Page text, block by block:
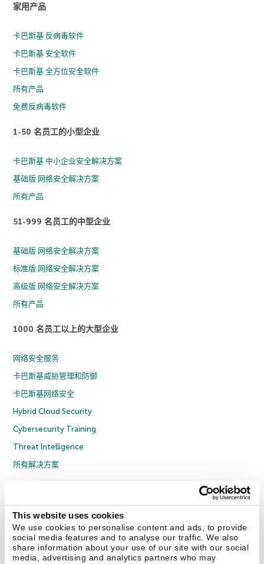
This website uses cookies
We use cookies to personalise content and ads, to provide
social media features and to analyse our traffic. We also
share information about your use of our site with our social
media, advertising and analytics partners who may
家用产品
卡巴斯基 反病毒软件
卡巴斯基 安全软件
卡巴斯基 全方位安全软件
所有产品
免费反病毒软件
1-50 名员工的小型企业
卡巴斯基 中小企业安全解决方案
基础版 网络安全解决方案
所有产品
51-999 名员工的中型企业
基础版 网络安全解决方案
标准版 网络安全解决方案
高级版 网络安全解决方案
所有产品
1000 名员工以上的大型企业
网络安全服务
卡巴斯基威胁管理和防御
卡巴斯基网络安全
Hybrid Cloud Security
Cybersecurity Training
Threat Intelligence
所有解决方案
隐私策略
京ICP备12053225号
京公网安备 11010102001169号
联系我们 关于我们 合作伙伴 Blog 资源中心 新闻稿